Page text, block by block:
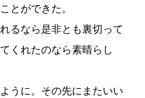
とができた。
るなら是非とも裏切って
くれたのなら素晴らし
うに。その先にまたいい